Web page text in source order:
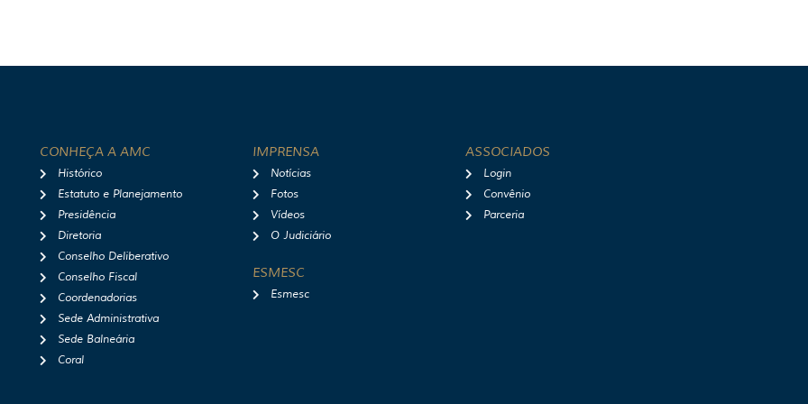
CONHEÇA A AMC
Histórico
Estatuto e Planejamento
Presidência
Diretoria
Conselho Deliberativo
Conselho Fiscal
Coordenadorias
Sede Administrativa
Sede Balneária
Coral
IMPRENSA
Notícias
Fotos
Vídeos
O Judiciário
ESMESC
Esmesc
ASSOCIADOS
Login
Convênio
Parceria